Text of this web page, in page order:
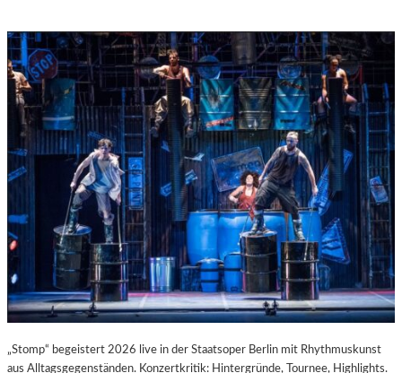
„Stomp“ begeistert 2026 live in der Staatsoper Berlin mit Rhythmuskunst
aus Alltagsgegenständen. Konzertkritik: Hintergründe, Tournee, Highlights.